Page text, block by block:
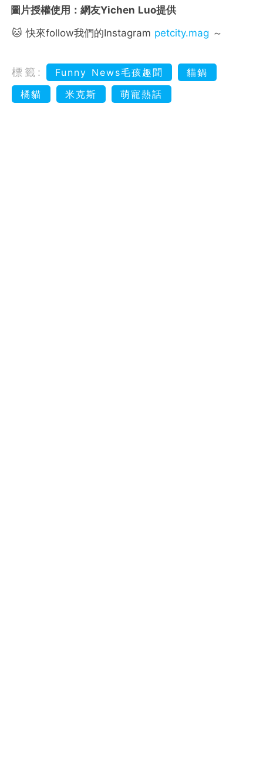
圖片授權使用：網友Yichen Luo提供
🐱 快來follow我們的Instagram petcity.mag ～
標籤: Funny News毛孩趣聞
貓鍋
橘貓
米克斯 萌寵熱話